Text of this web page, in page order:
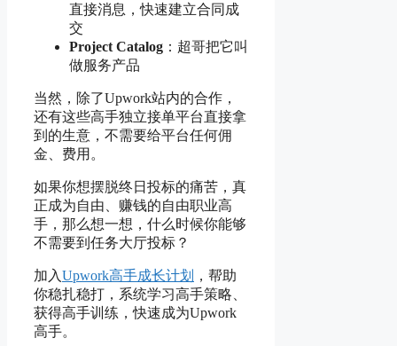
DECISION →
WIN
直接消息，快速建立合同成
交
Project Catalog ：超哥把它叫
做服务产品
当然，除了Upwork站内的合作，
还有这些高手独立接单平台直接拿
到的生意，不需要给平台任何佣
金、费用。
如果你想摆脱终日投标的痛苦，真
正成为自由、赚钱的自由职业高
手，那么想一想，什么时候你能够
不需要到任务大厅投标？
加入Upwork高手成长计划
，帮助
你稳扎稳打，系统学习高手策略、
获得高手训练，快速成为Upwork
高手。